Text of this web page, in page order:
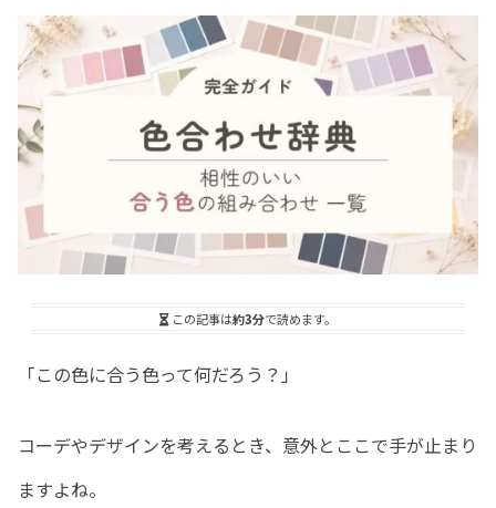
この記事は約3分で読めます。
「この色に合う色って何だろう？」
コーデやデザインを考えるとき、意外とここで手が止まり
ますよね。